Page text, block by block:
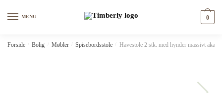
MENU 0
Forside Bolig Møbler Spisebordsstole Havestole 2 stk. med hynder massivt